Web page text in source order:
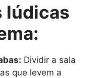
lúdicas
Dividir a sala
que levem a